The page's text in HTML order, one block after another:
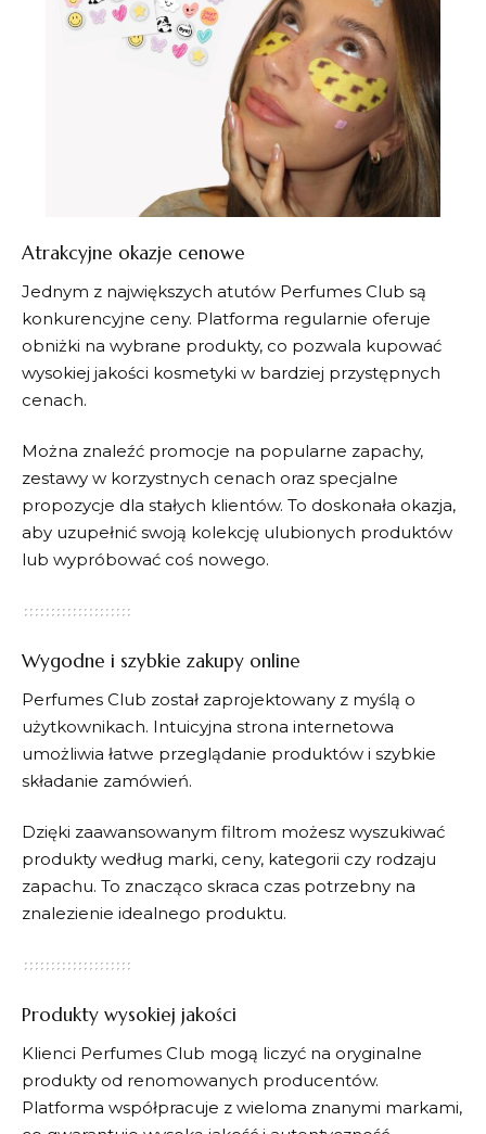
Atrakcyjne okazje cenowe
Jednym z największych atutów Perfumes Club są
konkurencyjne ceny. Platforma regularnie oferuje
obniżki na wybrane produkty, co pozwala kupować
wysokiej jakości kosmetyki w bardziej przystępnych
cenach.
Można znaleźć promocje na popularne zapachy,
zestawy w korzystnych cenach oraz specjalne
propozycje dla stałych klientów. To doskonała okazja,
aby uzupełnić swoją kolekcję ulubionych produktów
lub wypróbować coś nowego.
Wygodne i szybkie zakupy online
Perfumes Club został zaprojektowany z myślą o
użytkownikach. Intuicyjna strona internetowa
umożliwia łatwe przeglądanie produktów i szybkie
składanie zamówień.
Dzięki zaawansowanym filtrom możesz wyszukiwać
produkty według marki, ceny, kategorii czy rodzaju
zapachu. To znacząco skraca czas potrzebny na
znalezienie idealnego produktu.
Produkty wysokiej jakości
Klienci Perfumes Club mogą liczyć na oryginalne
produkty od renomowanych producentów.
Platforma współpracuje z wieloma znanymi markami,